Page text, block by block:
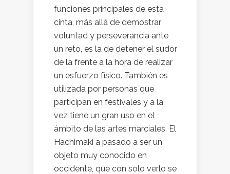
funciones principales de esta
cinta, más allá de demostrar
voluntad y perseverancia ante
un reto, es la de detener el sudor
de la frente a la hora de realizar
un esfuerzo físico. También es
utilizada por personas que
participan en festivales y a la
vez tiene un gran uso en el
ámbito de las artes marciales. El
Hachimaki a pasado a ser un
objeto muy conocido en
occidente, que con solo verlo se